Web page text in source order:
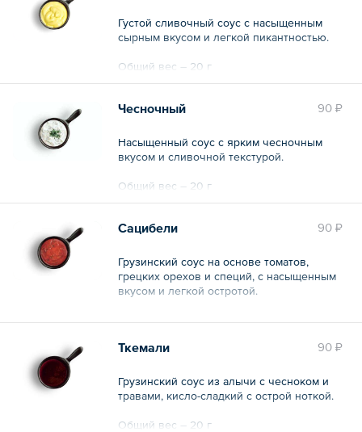
Густой сливочный соус с насыщенным
сырным вкусом и легкой пикантностью.
Общий вес – 20 г
90 ₽
Чесночный
Насыщенный соус с ярким чесночным
вкусом и сливочной текстурой.
Общий вес – 20 г
90 ₽
Сацибели
Грузинский соус на основе томатов,
грецких орехов и специй, с насыщенным
вкусом и легкой остротой.
Общий вес – 20 г
90 ₽
Ткемали
Грузинский соус из алычи с чесноком и
травами, кисло-сладкий с острой ноткой.
Общий вес – 20 г